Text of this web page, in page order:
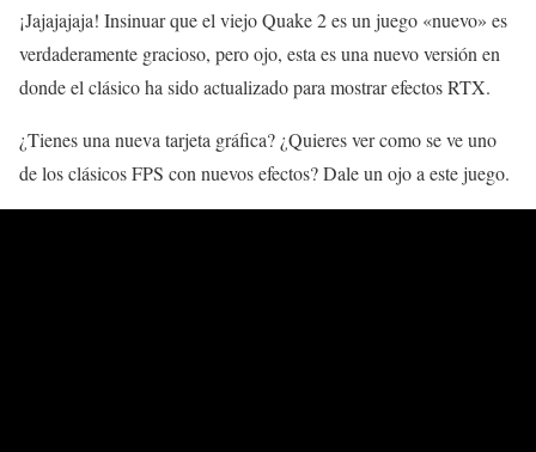
¡Jajajajaja! Insinuar que el viejo Quake 2 es un juego «nuevo» es
verdaderamente gracioso, pero ojo, esta es una nuevo versión en
donde el clásico ha sido actualizado para mostrar efectos RTX.
¿Tienes una nueva tarjeta gráfica? ¿Quieres ver como se ve uno
de los clásicos FPS con nuevos efectos? Dale un ojo a este juego.